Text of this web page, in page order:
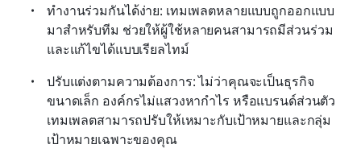
ทำงานร่วมกันได้ง่าย: เทมเพลตหลายแบบถูกออกแบบ
มาสำหรับทีม ช่วยให้ผู้ใช้หลายคนสามารถมีส่วนร่วม
และแก้ไขได้แบบเรียลไทม์
ปรับแต่งตามความต้องการ: ไม่ว่าคุณจะเป็นธุรกิจ
ขนาดเล็ก องค์กรไม่แสวงหากำไร หรือแบรนด์ส่วนตัว
เทมเพลตสามารถปรับให้เหมาะกับเป้าหมายและกลุ่ม
เป้าหมายเฉพาะของคุณ